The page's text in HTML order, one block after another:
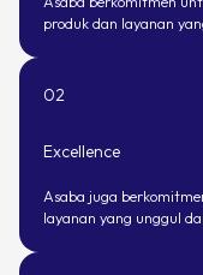
produk dan layanan
02
Excellence
Asaba juga
layanan yang unggul